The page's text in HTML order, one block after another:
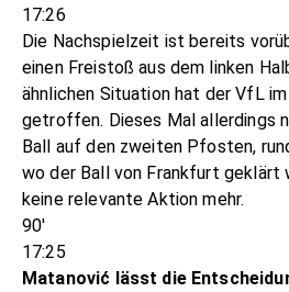
17:26
Die Nachspielzeit ist bereits
einen Freistoß aus dem linken
ähnlichen Situation hat der VfL
getroffen. Dieses Mal allerdings
Ball auf den zweiten Pfosten,
wo der Ball von Frankfurt geklärt
keine relevante Aktion mehr.
90'
17:25
Matanović lässt die